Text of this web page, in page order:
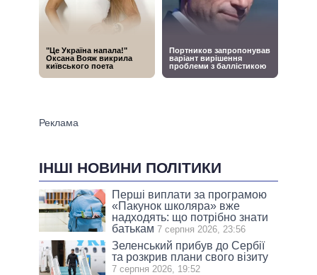
ІНШІ НОВИНИ ПОЛІТИКИ
Перші виплати за програмою
«Пакунок школяра» вже
надходять: що потрібно знати
батькам 7 серпня 2026, 23:56
Зеленський прибув до Сербії
та розкрив плани свого візиту
7 серпня 2026, 19:52